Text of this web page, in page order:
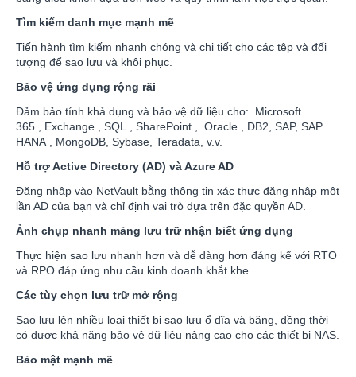
Tìm kiếm danh mục mạnh mẽ
Tiến hành tìm kiếm nhanh chóng và chi tiết cho các tệp và đối
tượng để sao lưu và khôi phục.
Bảo vệ ứng dụng rộng rãi
Đảm bảo tính khả dụng và bảo vệ dữ liệu cho: Microsoft
365 , Exchange , SQL , SharePoint , Oracle , DB2, SAP, SAP
HANA , MongoDB, Sybase, Teradata, v.v.
Hỗ trợ Active Directory (AD) và Azure AD
Đăng nhập vào NetVault bằng thông tin xác thực đăng nhập một
lần AD của bạn và chỉ định vai trò dựa trên đặc quyền AD.
Ảnh chụp nhanh mảng lưu trữ nhận biết ứng dụng
Thực hiện sao lưu nhanh hơn và dễ dàng hơn đáng kể với RTO
và RPO đáp ứng nhu cầu kinh doanh khắt khe.
Các tùy chọn lưu trữ mở rộng
Sao lưu lên nhiều loại thiết bị sao lưu ổ đĩa và băng, đồng thời
có được khả năng bảo vệ dữ liệu nâng cao cho các thiết bị NAS.
Bảo mật mạnh mẽ